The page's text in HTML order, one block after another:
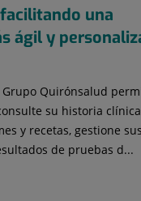
una
ágil y
Quirónsalud
su historia
y recetas, gestione sus
de pruebas d...